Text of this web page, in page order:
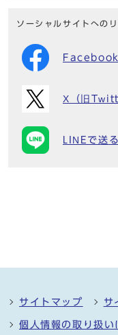
ソーシャルサイトへの
Facebook
X（旧
LINEで送る
サイトマップ サ
個人情報の取り扱い